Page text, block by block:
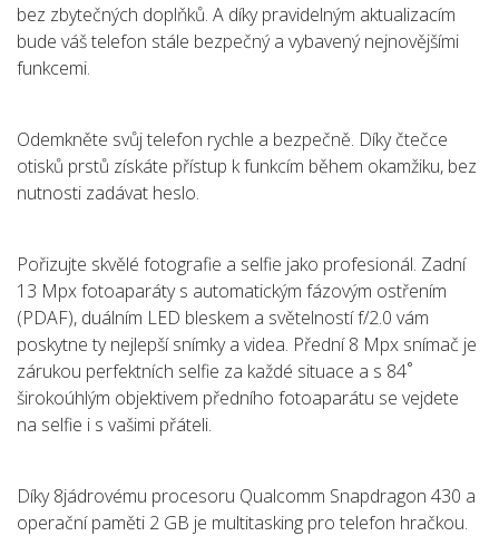
bez zbytečných doplňků. A díky pravidelným aktualizacím
bude váš telefon stále bezpečný a vybavený nejnovějšími
funkcemi.
Odemkněte svůj telefon rychle a bezpečně. Díky čtečce
otisků prstů získáte přístup k funkcím během okamžiku, bez
nutnosti zadávat heslo.
Pořizujte skvělé fotografie a selfie jako profesionál. Zadní
13 Mpx fotoaparáty s automatickým fázovým ostřením
(PDAF), duálním LED bleskem a světelností f/2.0 vám
poskytne ty nejlepší snímky a videa. Přední 8 Mpx snímač je
zárukou perfektních selfie za každé situace a s 84˚
širokoúhlým objektivem předního fotoaparátu se vejdete
na selfie i s vašimi přáteli.
Díky 8jádrovému procesoru Qualcomm Snapdragon 430 a
operační paměti 2 GB je multitasking pro telefon hračkou.